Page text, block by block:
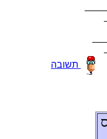
יהמ
הבושת